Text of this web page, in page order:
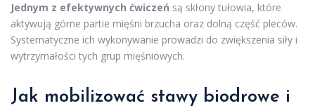
Jednym z efektywnych ćwiczeń są skłony tułowia, które
aktywują górne partie mięśni brzucha oraz dolną część pleców.
Systematyczne ich wykonywanie prowadzi do zwiększenia siły i
wytrzymałości tych grup mięśniowych.
Jak mobilizować stawy biodrowe i